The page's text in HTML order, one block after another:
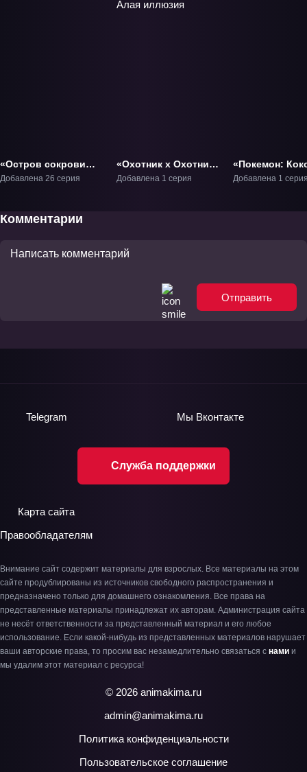
«Остров сокровищ»
ТВ-1
Добавлена 26 серия
«Охотник х Охотник:
Алая иллюзия»
Добавлена 1 серия
«Покемон:
Фильм-23
Добавлена 1
Комментарии
Отправить
Служба поддержки
Telegram Мы Вконтакте
Карта сайта
Правообладателям
Внимание сайт содержит материалы для взрослых. Все материалы на этом
сайте продублированы из источников свободного распространения и
предназначено только для домашнего ознакомления. Все права на
представленные материалы принадлежат их авторам. Администрация сайта
не несёт ответственности за представленный материал и его любое
использование. Если какой-нибудь из представленных материалов нарушает
ваши авторские права, то просим вас незамедлительно связаться с нами и
мы удалим этот материал с ресурса!
© 2026 animakima.ru
admin@animakima.ru
Политика конфиденциальности
Пользовательское соглашение